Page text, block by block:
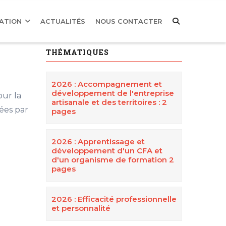
ACTUALITÉS NOUS CONTACTER
la
par
THÉMATIQUES
2026 : Accompagnement et
développement de l'entreprise
artisanale et des territoires : 2
pages
2026 : Apprentissage et
développement d'un CFA et
d'un organisme de formation 2
pages
2026 : Efficacité professionnelle
et personnalité